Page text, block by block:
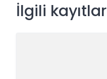
İlgili kayıtlar